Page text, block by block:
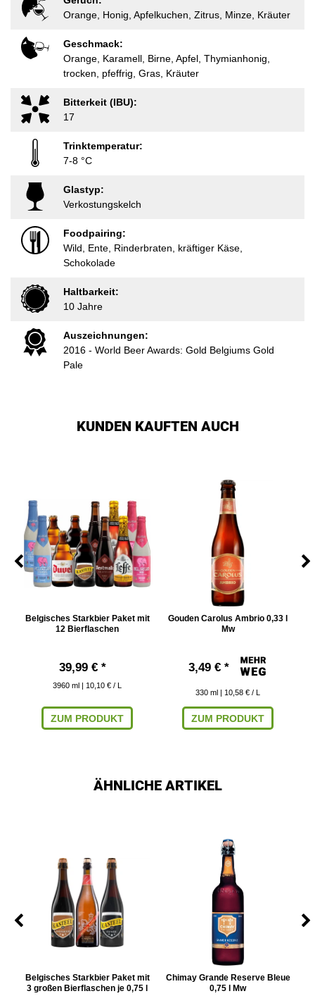
Orange, Honig, Apfelkuchen, Zitrus, Minze, Kräuter
Geschmack:
Orange, Karamell, Birne, Apfel, Thymianhonig,
trocken, pfeffrig, Gras, Kräuter
Bitterkeit (IBU):
17
Trinktemperatur:
7-8 °C
Glastyp:
Verkostungskelch
Foodpairing:
Wild, Ente, Rinderbraten, kräftiger Käse,
Schokolade
Haltbarkeit:
10 Jahre
Auszeichnungen:
2016 - World Beer Awards: Gold Belgiums Gold
Pale
KUNDEN KAUFTEN AUCH
Belgisches Starkbier Paket mit
12 Bierflaschen
39,99 € *
3960 ml | 10,10 € / L
ZUM PRODUKT
Gouden Carolus Ambrio 0,33 l
Mw
3,49 € *
330 ml | 10,58 € / L
ZUM PRODUKT
ÄHNLICHE ARTIKEL
Belgisches Starkbier Paket mit
3 großen Bierflaschen je 0,75 l
Chimay Grande Reserve Bleue
0,75 l Mw